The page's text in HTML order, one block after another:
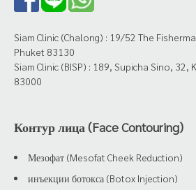
Siam Clinic (Chalong) : 19/52 The
Phuket 83130
Siam Clinic (BISP) : 189, Supicha Sino,
83000
Контур лица (Face Contouring)
Мезофат (Mesofat Cheek Reduction)
инъекции ботокса (Botox Injection)